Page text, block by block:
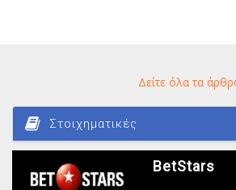
Δείτε όλα τα
Στοιχηματικές
BetStars